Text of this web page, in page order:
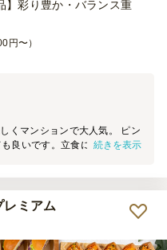
】彩り豊か・バランス重
円〜）
くマンションで大人気。 ピン
良いです。立食にはもってこ
続きを表示
レミアム